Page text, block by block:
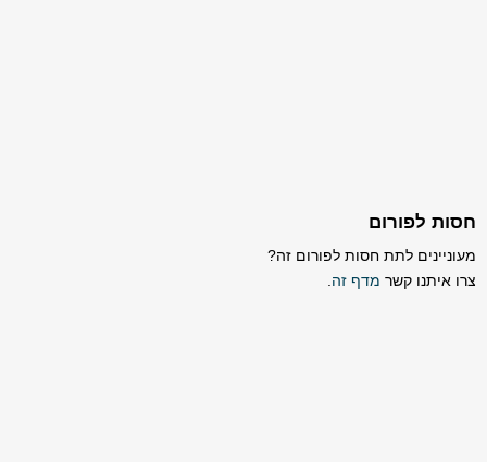
חסות לפורום
מעוניינים לתת חסות לפורום זה?
צרו איתנו קשר מדף זה